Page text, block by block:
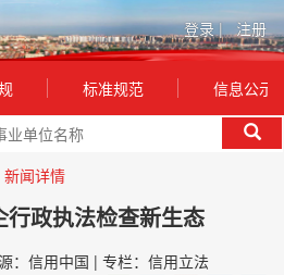
登录| 注册
标准规范 信息公示
新闻详情
政执法检查新生态
：信用中国 | 专栏：信用立法